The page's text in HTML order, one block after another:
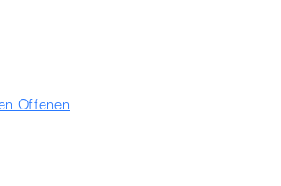
Offenen